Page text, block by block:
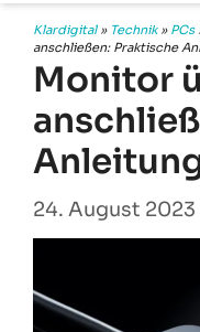
Klardigital» Technik» PCs
anschließen: Praktische
Monitor
24. August 2023